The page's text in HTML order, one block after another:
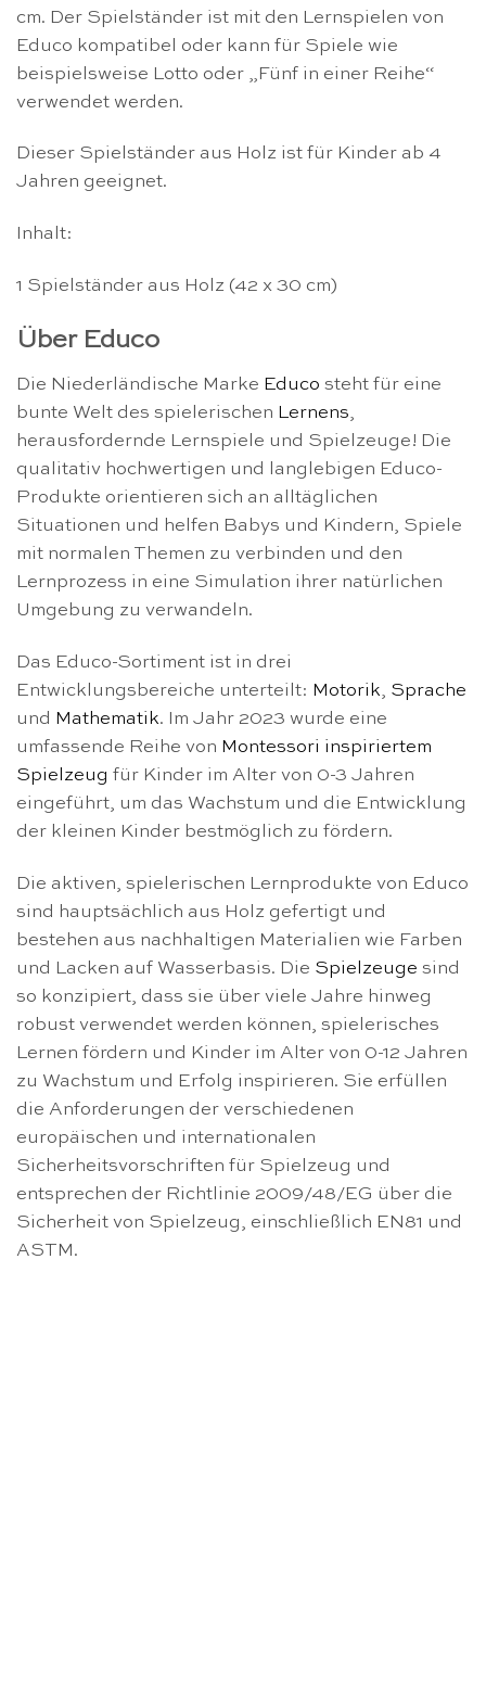
cm. Der Spielständer ist mit den Lernspielen von
Educo kompatibel oder kann für Spiele wie
beispielsweise Lotto oder „Fünf in einer Reihe“
verwendet werden.
Dieser Spielständer aus Holz ist für Kinder ab 4
Jahren geeignet.
Inhalt:
1 Spielständer aus Holz (42 x 30 cm)
Über Educo
Die Niederländische Marke Educo steht für eine
bunte Welt des spielerischen Lernens,
herausfordernde Lernspiele und Spielzeuge! Die
qualitativ hochwertigen und langlebigen Educo-
Produkte orientieren sich an alltäglichen
Situationen und helfen Babys und Kindern, Spiele
mit normalen Themen zu verbinden und den
Lernprozess in eine Simulation ihrer natürlichen
Umgebung zu verwandeln.
Das Educo-Sortiment ist in drei
Entwicklungsbereiche unterteilt: Motorik, Sprache
und Mathematik. Im Jahr 2023 wurde eine
umfassende Reihe von Montessori inspiriertem
Spielzeug für Kinder im Alter von 0-3 Jahren
eingeführt, um das Wachstum und die Entwicklung
der kleinen Kinder bestmöglich zu fördern.
Die aktiven, spielerischen Lernprodukte von Educo
sind hauptsächlich aus Holz gefertigt und
bestehen aus nachhaltigen Materialien wie Farben
und Lacken auf Wasserbasis. Die Spielzeuge sind
so konzipiert, dass sie über viele Jahre hinweg
robust verwendet werden können, spielerisches
Lernen fördern und Kinder im Alter von 0-12 Jahren
zu Wachstum und Erfolg inspirieren. Sie erfüllen
die Anforderungen der verschiedenen
europäischen und internationalen
Sicherheitsvorschriften für Spielzeug und
entsprechen der Richtlinie 2009/48/EG über die
Sicherheit von Spielzeug, einschließlich EN81 und
ASTM.